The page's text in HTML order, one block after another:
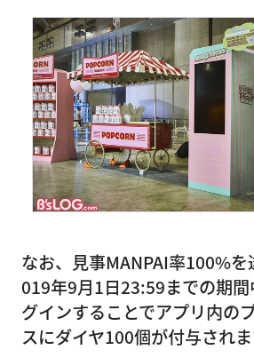
なお、見事MANPAI率100%
019年9月1日23:59までの期間
グインすることでアプリ内の
スにダイヤ100個が付与されま